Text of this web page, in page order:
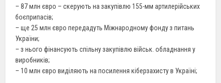
– 87 млн євро – скерують на закупівлю 155-мм артилерійських
боєприпасів;
– ще 25 млн євро передадуть Міжнародному фонду з питань
України;
– з нього фінансують спільну закупівлю військ. обладнання у
виробників;
– 10 млн євро виділяють на посилення кіберзахисту в Україні;